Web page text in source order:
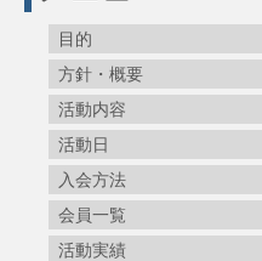
目的
方針・概要
活動内容
活動日
入会方法
会員一覧
活動実績